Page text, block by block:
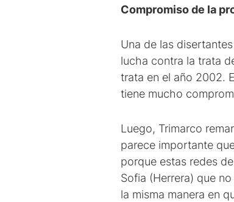
Compromiso de la
Una de las
lucha contra la trata
trata en el año 2002.
tiene mucho
Luego, Trimarco
parece importante
porque estas redes
Sofia (Herrera) que
la misma manera en